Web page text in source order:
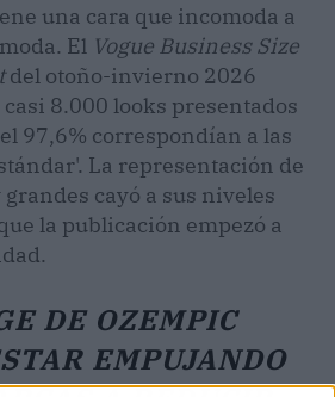
una cara que incomoda a
El Vogue Business Size
del otoño-invierno 2026
8.000 looks presentados
97,6% correspondían a las
La representación de
cayó a sus niveles
la publicación empezó a
DE OZEMPIC
EMPUJANDO